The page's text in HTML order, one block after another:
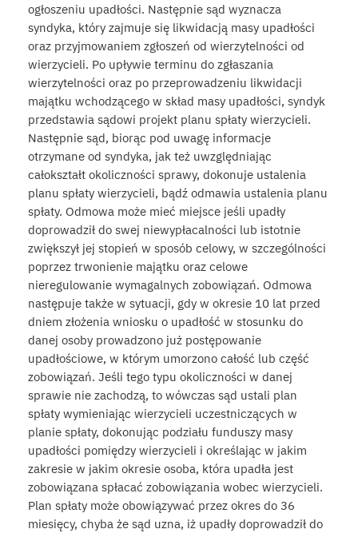
ogłoszeniu upadłości. Następnie sąd wyznacza
syndyka, który zajmuje się likwidacją masy upadłości
oraz przyjmowaniem zgłoszeń od wierzytelności od
wierzycieli. Po upływie terminu do zgłaszania
wierzytelności oraz po przeprowadzeniu likwidacji
majątku wchodzącego w skład masy upadłości, syndyk
przedstawia sądowi projekt planu spłaty wierzycieli.
Następnie sąd, biorąc pod uwagę informacje
otrzymane od syndyka, jak też uwzględniając
całokształt okoliczności sprawy, dokonuje ustalenia
planu spłaty wierzycieli, bądź odmawia ustalenia planu
spłaty. Odmowa może mieć miejsce jeśli upadły
doprowadził do swej niewypłacalności lub istotnie
zwiększył jej stopień w sposób celowy, w szczególności
poprzez trwonienie majątku oraz celowe
nieregulowanie wymagalnych zobowiązań. Odmowa
następuje także w sytuacji, gdy w okresie 10 lat przed
dniem złożenia wniosku o upadłość w stosunku do
danej osoby prowadzono już postępowanie
upadłościowe, w którym umorzono całość lub część
zobowiązań. Jeśli tego typu okoliczności w danej
sprawie nie zachodzą, to wówczas sąd ustali plan
spłaty wymieniając wierzycieli uczestniczących w
planie spłaty, dokonując podziału funduszy masy
upadłości pomiędzy wierzycieli i określając w jakim
zakresie w jakim okresie osoba, która upadła jest
zobowiązana spłacać zobowiązania wobec wierzycieli.
Plan spłaty może obowiązywać przez okres do 36
miesięcy, chyba że sąd uzna, iż upadły doprowadził do